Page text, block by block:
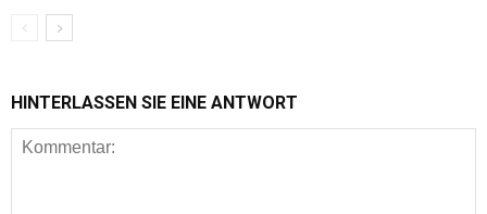
HINTERLASSEN SIE EINE ANTWORT